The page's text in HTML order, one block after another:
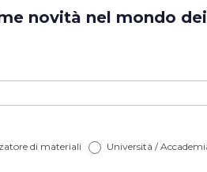
novità nel mondo
di materiali Università /